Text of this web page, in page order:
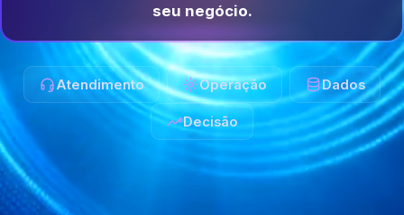
seu negócio.
Atendimento Operação Dados
Decisão